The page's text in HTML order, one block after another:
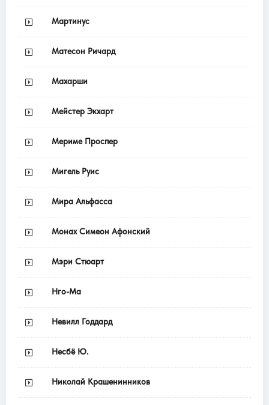
Мартинус
Матесон Ричард
Махарши
Мейстер Экхарт
Мериме Проспер
Мигель Руис
Мира Альфасса
Монах Симеон Афонский
Мэри Стюарт
Нго-Ма
Невилл Годдард
Несбё Ю.
Николай Крашенинников